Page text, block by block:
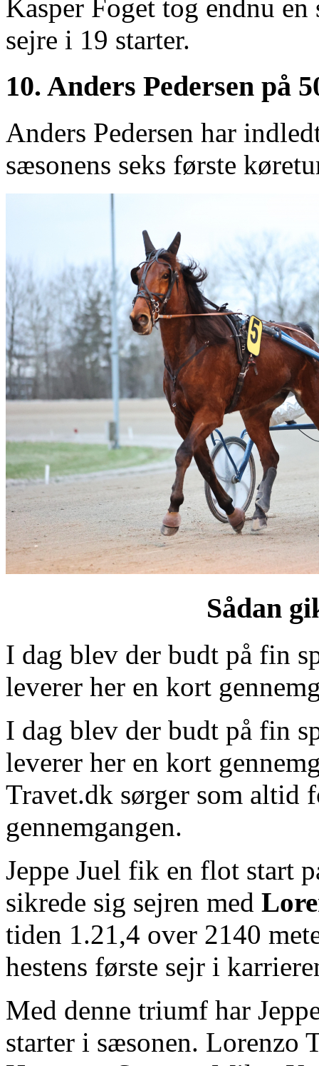
Kasper Foget tog endnu
sejre i 19 starter.
10. Anders Pedersen på
Anders Pedersen har
sæsonens seks første
Sådan
I dag blev der budt på fin
leverer her en kort
I dag blev der budt på fin
leverer her en kort
Travet.dk sørger som altid
gennemgangen.
Jeppe Juel fik en flot start
sikrede sig sejren med
tiden 1.21,4 over 2140
hestens første sejr i
Med denne triumf har
starter i sæsonen. Lorenzo